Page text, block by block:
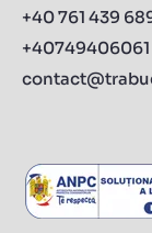
+40 761 439
+40749406061